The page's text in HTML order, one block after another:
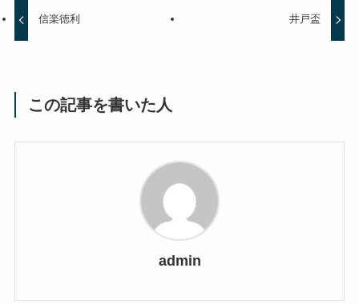
信楽徳利 井戸盃
この記事を書いた人
admin